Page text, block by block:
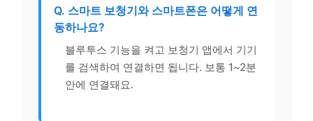
Q. 스마트 보청기와 스마트폰은 어떻게 연
동하나요?
블루투스 기능을 켜고 보청기 앱에서 기기
를 검색하여 연결하면 됩니다. 보통 1~2분
안에 연결돼요.